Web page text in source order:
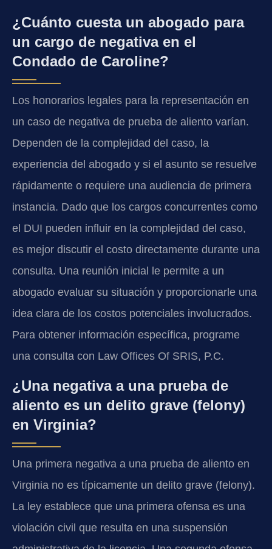
¿Cuánto cuesta un abogado para
un cargo de negativa en el
Condado de Caroline?
Los honorarios legales para la representación en
un caso de negativa de prueba de aliento varían.
Dependen de la complejidad del caso, la
experiencia del abogado y si el asunto se resuelve
rápidamente o requiere una audiencia de primera
instancia. Dado que los cargos concurrentes como
el DUI pueden influir en la complejidad del caso,
es mejor discutir el costo directamente durante una
consulta. Una reunión inicial le permite a un
abogado evaluar su situación y proporcionarle una
idea clara de los costos potenciales involucrados.
Para obtener información específica, programe
una consulta con Law Offices Of SRIS, P.C.
¿Una negativa a una prueba de
aliento es un delito grave (felony)
en Virginia?
Una primera negativa a una prueba de aliento en
Virginia no es típicamente un delito grave (felony).
La ley establece que una primera ofensa es una
violación civil que resulta en una suspensión